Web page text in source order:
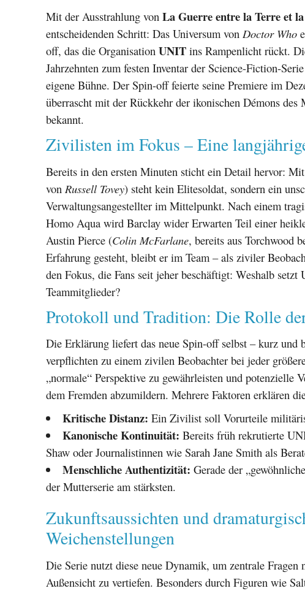
Mit der Ausstrahlung von La Guerre entre la Terre et
entscheidenden Schritt: Das Universum von Doctor Who
off, das die Organisation UNIT ins Rampenlicht rückt.
Jahrzehnten zum festen Inventar der Science-Fiction-
eigene Bühne. Der Spin-off feierte seine Premiere im
überrascht mit der Rückkehr der ikonischen Démons des
bekannt.
Zivilisten im Fokus – Eine
Bereits in den ersten Minuten sticht ein Detail hervor:
von Russell Tovey) steht kein Elitesoldat, sondern ein
Verwaltungsangestellter im Mittelpunkt. Nach einem
Homo Aqua wird Barclay wider Erwarten Teil einer
Austin Pierce (Colin McFarlane, bereits aus Torchwood
Erfahrung gesteht, bleibt er im Team – als ziviler
den Fokus, die Fans seit jeher beschäftigt: Weshalb
Teammitglieder?
Protokoll und Tradition: Die Rolle
Die Erklärung liefert das neue Spin-off selbst – kurz und
verpflichten zu einem zivilen Beobachter bei jeder
„normale“ Perspektive zu gewährleisten und potenzielle
dem Fremden abzumildern. Mehrere Faktoren erklären
Kritische Distanz: Ein Zivilist soll Vorurteile
Kanonische Kontinuität: Bereits früh rekrutierte
Shaw oder Journalistinnen wie Sarah Jane Smith als
Menschliche Authentizität: Gerade der
der Mutterserie am stärksten.
Zukunftsaussichten und
Weichenstellungen
Die Serie nutzt diese neue Dynamik, um zentrale
Außensicht zu vertiefen. Besonders durch Figuren wie